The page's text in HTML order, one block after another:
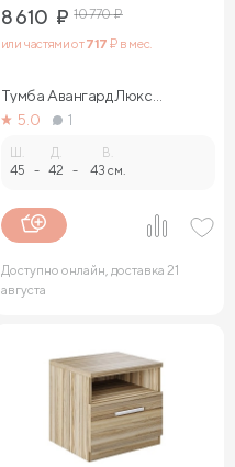
8 610 ₽ 10 770₽
или частями от717 ₽ в мес.
Тумба Авангард Люкс
(ясмунд)
5.0 1
45 -
Д.
42 -
В.
43 см.
Доступно онлайн, доставка 21
августа